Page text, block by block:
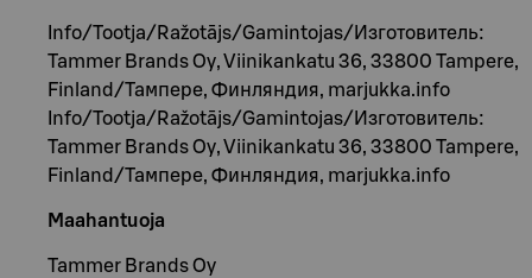
Info/Tootja/Ražotājs/Gamintojas/Изготовитель:
Tammer Brands Oy, Viinikankatu 36, 33800 Tampere,
Finland/Тампере, Финляндия, marjukka.info
Info/Tootja/Ražotājs/Gamintojas/Изготовитель:
Tammer Brands Oy, Viinikankatu 36, 33800 Tampere,
Finland/Тампере, Финляндия, marjukka.info
Maahantuoja
Tammer Brands Oy